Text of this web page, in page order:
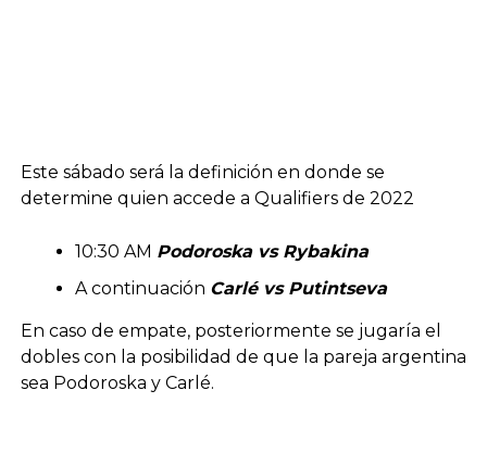
Este sábado será la definición en donde se
determine quien accede a Qualifiers de 2022
10:30 AM Podoroska vs Rybakina
A continuación Carlé vs Putintseva
En caso de empate, posteriormente se jugaría el
dobles con la posibilidad de que la pareja argentina
sea Podoroska y Carlé.